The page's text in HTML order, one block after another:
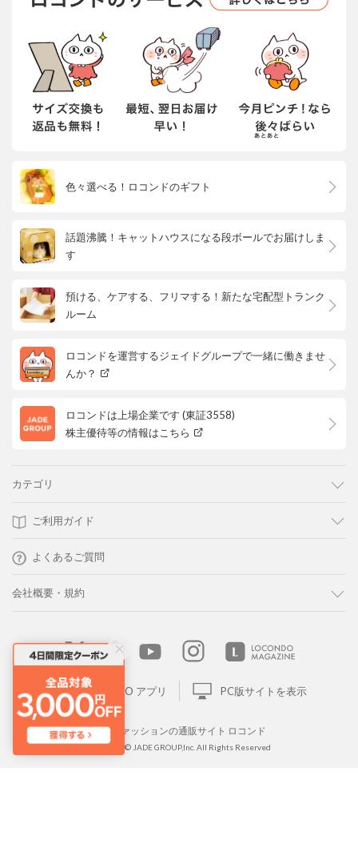
色々選べる！ロコンドのギフト
話題沸騰！キャットハウスになる段ボールでお届けしま
す
預ける、ケアする、フリマする！新たな宅配型トランク
ルーム
ロコンドを運営するジェイドグループで一緒に働きませ
んか？
ロコンドは上場企業です (東証3558)
株主優待等の情報はこちら
カテゴリ
ご利用ガイド
よくあるご質問
会社概要・規約
LOCONDO アプリ PC版サイトを表示
靴とファッションの通販サイト ロコンド
Copyright © JADE GROUP,Inc. All Rights Reserved